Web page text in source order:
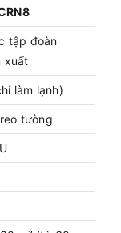
tập đoàn
xuất
làm lạnh)
tường